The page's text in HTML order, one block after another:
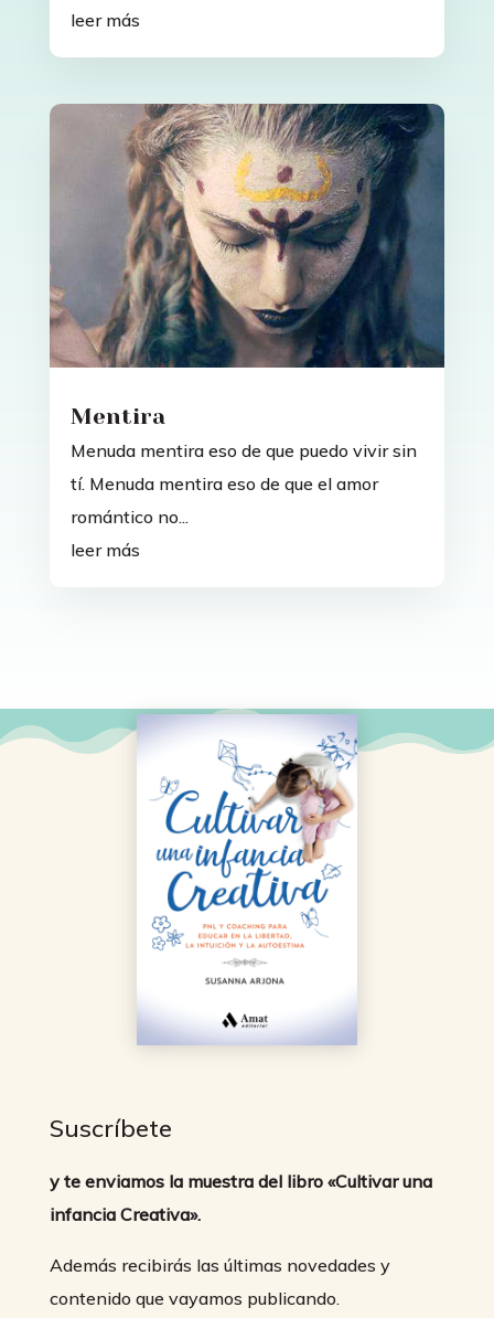
leer más
Mentira
Menuda mentira eso de que puedo vivir sin
tí. Menuda mentira eso de que el amor
romántico no...
leer más
Suscríbete
y te enviamos la muestra del libro «Cultivar una
infancia Creativa».
Además recibirás las últimas novedades y
contenido que vayamos publicando.